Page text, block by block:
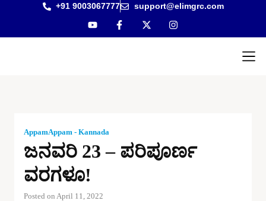
+91 9003067777 support@elimgrc.com
AppamAppam - Kannada
ಜನವರಿ 23 – ಪರಿಪೂರ್ಣ
ವರಗಳೂ!
Posted on April 11, 2022